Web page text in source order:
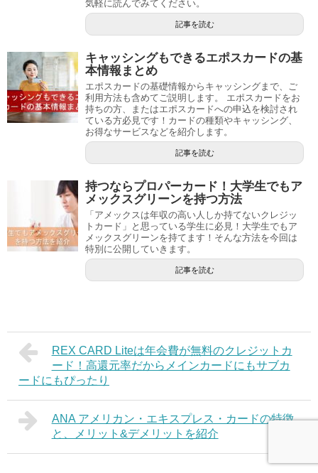
気軽に読んでみてください。
記事を読む
キャッシングもできるエポスカードの基
本情報まとめ
エポスカードの基礎情報からキャッシングまで、ご
利用方法も含めてご説明します。 エポスカードをお
持ちの方、またはエポスカードへの申込を検討され
ている方必見です！カードの種類やキャッシング、
お得なサービスなどを紹介します。
記事を読む
持つならプロパーカード！大学生でもア
メックスグリーンを持つ方法
「アメックスは年収の高い人しか持てないクレジッ
トカード」と思っている学生に必見！大学生でもア
メックスグリーンを持てます！そんな方法を今回は
特別に公開していきます。
記事を読む
REX CARD Liteは年会費が無料のクレジットカ
ード！高還元率だからメインカードにもサブカ
ードにもぴったり
ANA アメリカン・エキスプレス・カードの特徴
と、メリット&デメリットを紹介